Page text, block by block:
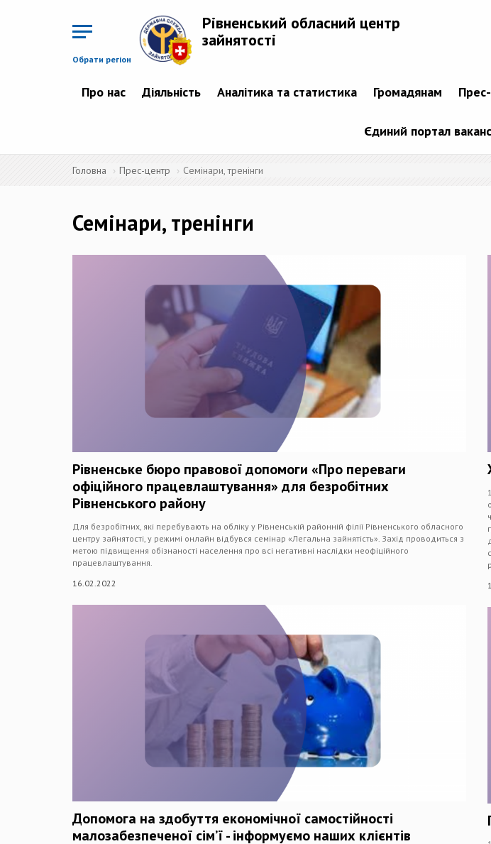
Обрати регіон
Рівненський обласний центр
зайнятості
Про нас Діяльність Аналітика та статистика Громадянам
Єдиний портал
Головна Прес-центр Семінари, тренінги
Семінари, тренінги
Рівненське бюро правової допомоги «Про переваги
офіційного працевлаштування» для безробітних
Рівненського району
Для безробітних, які перебувають на обліку у Рівненській районній філії Рівненського обласного
центру зайнятості, у режимі онлайн відбувся семінар «Легальна зайнятість». Захід проводиться з
метою підвищення обізнаності населення про всі негативні наслідки неофіційного
працевлаштування.
16.02.2022
Допомога на здобуття економічної самостійності
малозабезпеченої сім’ї - інформуємо наших клієнтів